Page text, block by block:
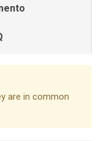
are in common